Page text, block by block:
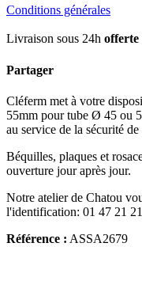
Conditions générales
Livraison sous 24h offerte
Partager
Cléferm met à votre
55mm pour tube Ø 45 ou
au service de la sécurité
Béquilles, plaques et
ouverture jour après jour.
Notre atelier de Chatou
l'identification: 01 47 21
Référence : ASSA2679